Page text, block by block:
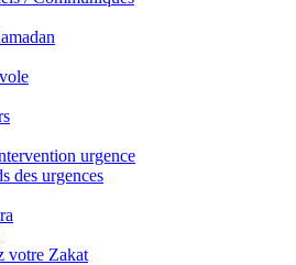
urgence
des urgences
votre Zakat